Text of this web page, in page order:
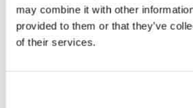
may combine it with other
provided to them or that they’ve
of their services.
30 32
Model trägt: 27Größe des Models: